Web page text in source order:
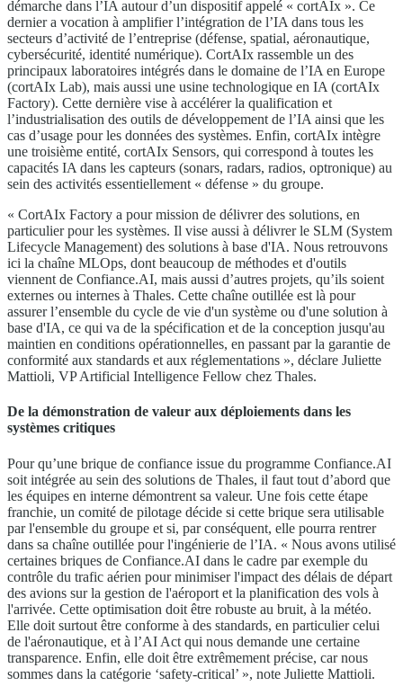
démarche dans l’IA autour d’un dispositif appelé « cortAIx ». Ce
dernier a vocation à amplifier l’intégration de l’IA dans tous les
secteurs d’activité de l’entreprise (défense, spatial, aéronautique,
cybersécurité, identité numérique). CortAIx rassemble un des
principaux laboratoires intégrés dans le domaine de l’IA en Europe
(cortAIx Lab), mais aussi une usine technologique en IA (cortAIx
Factory). Cette dernière vise à accélérer la qualification et
l’industrialisation des outils de développement de l’IA ainsi que les
cas d’usage pour les données des systèmes. Enfin, cortAIx intègre
une troisième entité, cortAIx Sensors, qui correspond à toutes les
capacités IA dans les capteurs (sonars, radars, radios, optronique) au
sein des activités essentiellement « défense » du groupe.
« CortAIx Factory a pour mission de délivrer des solutions, en
particulier pour les systèmes. Il vise aussi à délivrer le SLM (System
Lifecycle Management) des solutions à base d'IA. Nous retrouvons
ici la chaîne MLOps, dont beaucoup de méthodes et d'outils
viennent de Confiance.AI, mais aussi d’autres projets, qu’ils soient
externes ou internes à Thales. Cette chaîne outillée est là pour
assurer l’ensemble du cycle de vie d'un système ou d'une solution à
base d'IA, ce qui va de la spécification et de la conception jusqu'au
maintien en conditions opérationnelles, en passant par la garantie de
conformité aux standards et aux réglementations », déclare Juliette
Mattioli, VP Artificial Intelligence Fellow chez Thales.
De la démonstration de valeur aux déploiements dans les
systèmes critiques
Pour qu’une brique de confiance issue du programme Confiance.AI
soit intégrée au sein des solutions de Thales, il faut tout d’abord que
les équipes en interne démontrent sa valeur. Une fois cette étape
franchie, un comité de pilotage décide si cette brique sera utilisable
par l'ensemble du groupe et si, par conséquent, elle pourra rentrer
dans sa chaîne outillée pour l'ingénierie de l’IA. « Nous avons utilisé
certaines briques de Confiance.AI dans le cadre par exemple du
contrôle du trafic aérien pour minimiser l'impact des délais de départ
des avions sur la gestion de l'aéroport et la planification des vols à
l'arrivée. Cette optimisation doit être robuste au bruit, à la météo.
Elle doit surtout être conforme à des standards, en particulier celui
de l'aéronautique, et à l’AI Act qui nous demande une certaine
transparence. Enfin, elle doit être extrêmement précise, car nous
sommes dans la catégorie ‘safety-critical’ », note Juliette Mattioli.